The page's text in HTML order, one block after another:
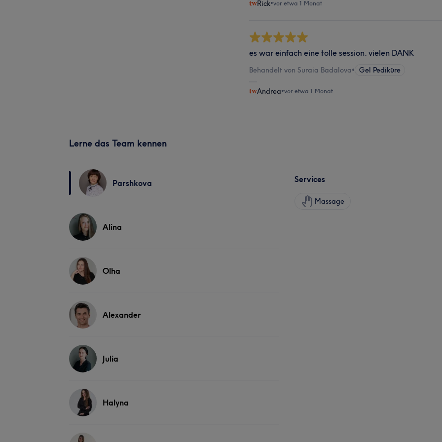
Rick•vor etwa 1 Monat
es war einfach eine tolle session. vielen DANK
Behandelt von Suraia Badalova• Gel Pediküre
Andrea•vor etwa 1 Monat
Lerne das Team kennen
Parshkova
Alina
Olha
Alexander
Julia
Halyna
Services
Massage